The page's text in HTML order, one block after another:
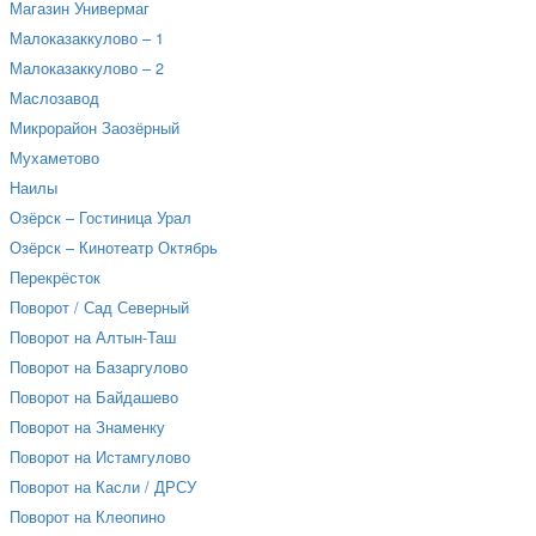
Магазин Универмаг
Малоказаккулово – 1
Малоказаккулово – 2
Маслозавод
Микрорайон Заозёрный
Мухаметово
Наилы
Озёрск – Гостиница Урал
Озёрск – Кинотеатр Октябрь
Перекрёсток
Поворот / Сад Северный
Поворот на Алтын-Таш
Поворот на Базаргулово
Поворот на Байдашево
Поворот на Знаменку
Поворот на Истамгулово
Поворот на Касли / ДРСУ
Поворот на Клеопино